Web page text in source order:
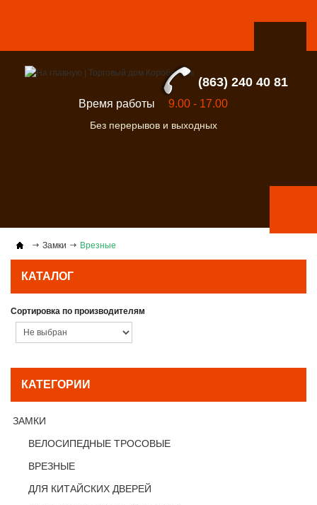
(863) 240 40 81
Время работы 9.00 - 17.00
Без перерывов и выходных
Замки Врезные
КАТАЛОГ
Сортировка по производителям
КАТЕГОРИИ
ЗАМКИ
ВЕЛОСИПЕДНЫЕ ТРОСОВЫЕ
ВРЕЗНЫЕ
ДЛЯ КИТАЙСКИХ ДВЕРЕЙ